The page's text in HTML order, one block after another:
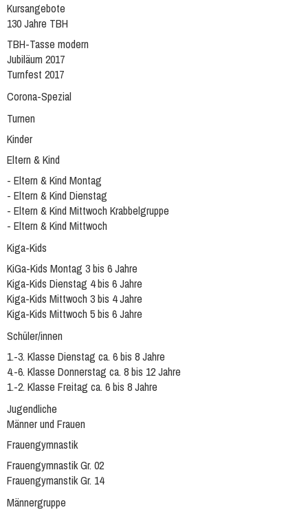
Kursangebote
130 Jahre TBH
TBH-Tasse modern
Jubiläum 2017
Turnfest 2017
Corona-Spezial
Turnen
Kinder
Eltern & Kind
- Eltern & Kind Montag
- Eltern & Kind Dienstag
- Eltern & Kind Mittwoch Krabbelgruppe
- Eltern & Kind Mittwoch
Kiga-Kids
KiGa-Kids Montag 3 bis 6 Jahre
Kiga-Kids Dienstag 4 bis 6 Jahre
Kiga-Kids Mittwoch 3 bis 4 Jahre
Kiga-Kids Mittwoch 5 bis 6 Jahre
Schüler/innen
1.-3. Klasse Dienstag ca. 6 bis 8 Jahre
4.-6. Klasse Donnerstag ca. 8 bis 12 Jahre
1.-2. Klasse Freitag ca. 6 bis 8 Jahre
Jugendliche
Männer und Frauen
Frauengymnastik
Frauengymnastik Gr. 02
Frauengymanstik Gr. 14
Männergruppe